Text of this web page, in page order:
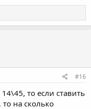
#16
то если ставить
на сколько